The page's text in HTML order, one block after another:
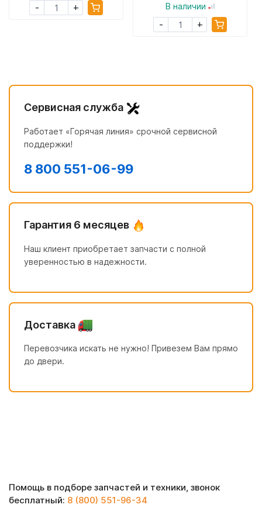
- + В наличии
- +
Сервисная служба
Работает «Горячая линия» срочной сервисной
поддержки!
8 800 551-06-99
Гарантия 6 месяцев
Наш клиент приобретает запчасти с полной
уверенностью в надежности.
Доставка
Перевозчика искать не нужно! Привезем Вам прямо
до двери.
Помощь в подборе запчастей и техники, звонок
бесплатный: 8 (800) 551-96-34